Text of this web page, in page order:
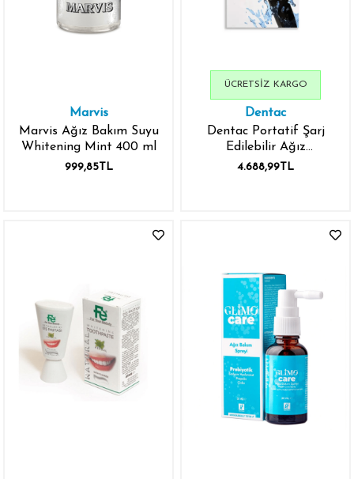
Marvis
Marvis Ağız Bakım Suyu
Whitening Mint 400 ml
999,85TL
Dentac
Dentac Portatif Şarj
Edilebilir Ağız
Temizleme Duşu
4.688,99TL
ÜCRETSIZ KARGO